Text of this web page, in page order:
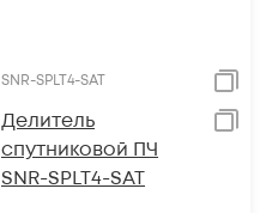
SNR-SPLT4-SAT
Делитель
спутниковой ПЧ
SNR-SPLT4-SAT